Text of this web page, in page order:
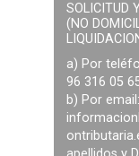
SOLICITUD
(NO
a) Por
96 316 05
b) Por